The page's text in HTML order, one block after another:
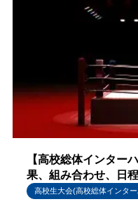
【高校総体インター
果、組み合わせ、日
高校生大会(高校総体インタ